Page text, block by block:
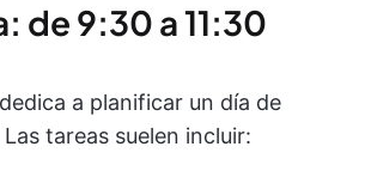
de 9:30 a 11:30
a planificar un día de
tareas suelen incluir: